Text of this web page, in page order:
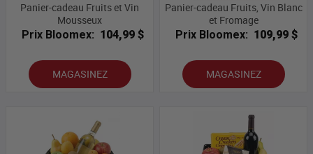
Panier-cadeau Fruits et Vin
Mousseux
Prix Bloomex: 104,99 $
MAGASINEZ
Panier-cadeau Fruits, Vin Blanc
et Fromage
Prix Bloomex: 109,99 $
MAGASINEZ